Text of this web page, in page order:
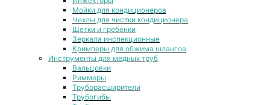
Мойки для кондиционеров
Чехлы для чистки кондиционера
Щетки и гребенки
Зеркала инспекционные
Кримперы для обжима шлангов
Инструменты для медных труб
Вальцовки
Риммеры
Труборасширители
Трубогибы